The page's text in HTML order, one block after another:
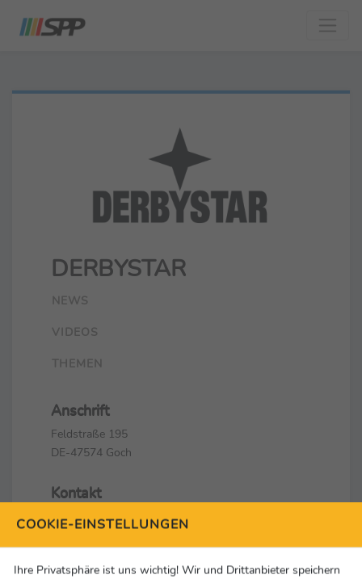
DERBYSTAR
NEWS
VIDEOS
THEMEN
Anschrift
Feldstraße 195
DE-47574 Goch
Kontakt
+49 (0) 28 23 / 3 25 -0
+49 (0) 28 23 / 3 25 -32
info@derbystar.de
COOKIE-EINSTELLUNGEN
Ihre Privatsphäre ist uns wichtig! Wir und Drittanbieter speichern